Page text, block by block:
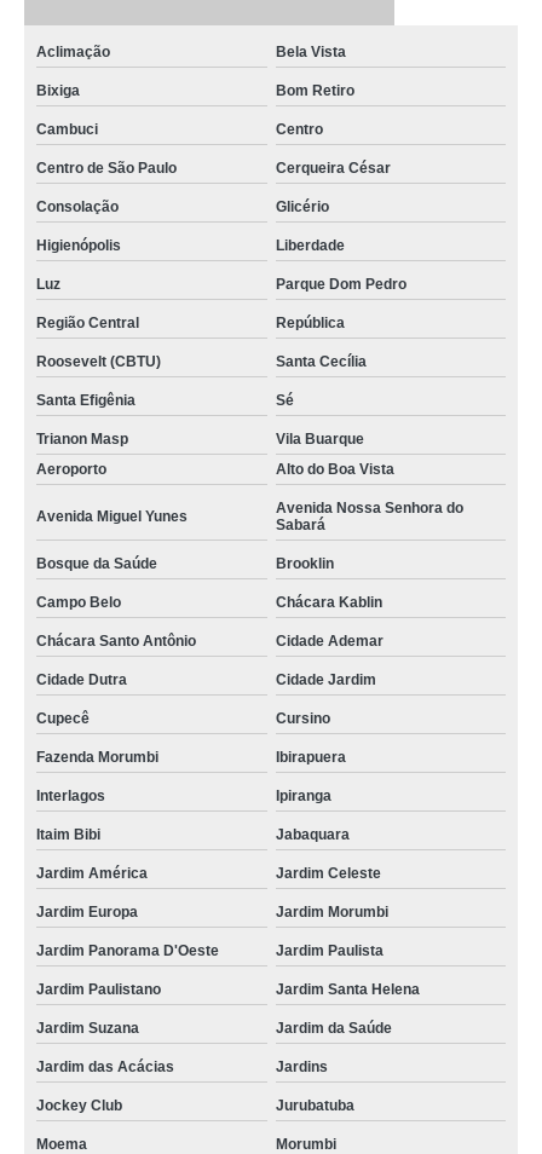
Aclimação Bela Vista
Bixiga Bom Retiro
Cambuci Centro
Centro de São Paulo Cerqueira César
Consolação Glicério
Higienópolis Liberdade
Luz Parque Dom Pedro
Região Central República
Roosevelt (CBTU) Santa Cecília
Santa Efigênia Sé
Trianon Masp
Vila Buarque
Aeroporto
Alto do Boa Vista
Avenida Miguel Yunes
Avenida Nossa Senhora do
Sabará
Bosque da Saúde Brooklin
Campo Belo Chácara Kablin
Chácara Santo Antônio Cidade Ademar
Cidade Dutra Cidade Jardim
Cupecê Cursino
Fazenda Morumbi Ibirapuera
Interlagos Ipiranga
Itaim Bibi Jabaquara
Jardim América Jardim Celeste
Jardim Europa Jardim Morumbi
Jardim Panorama D'Oeste Jardim Paulista
Jardim Paulistano Jardim Santa Helena
Jardim Suzana Jardim da Saúde
Jardim das Acácias Jardins
Jockey Club Jurubatuba
Moema Morumbi